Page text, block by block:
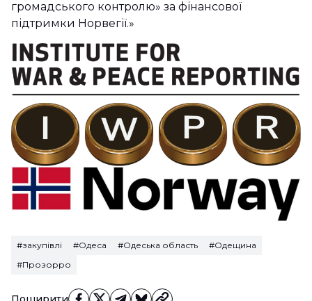
громадського контролю» за фінансової
підтримки Норвегії.»
#закупівлі #Одеса #Одеська область
#Одещина
#Прозорро